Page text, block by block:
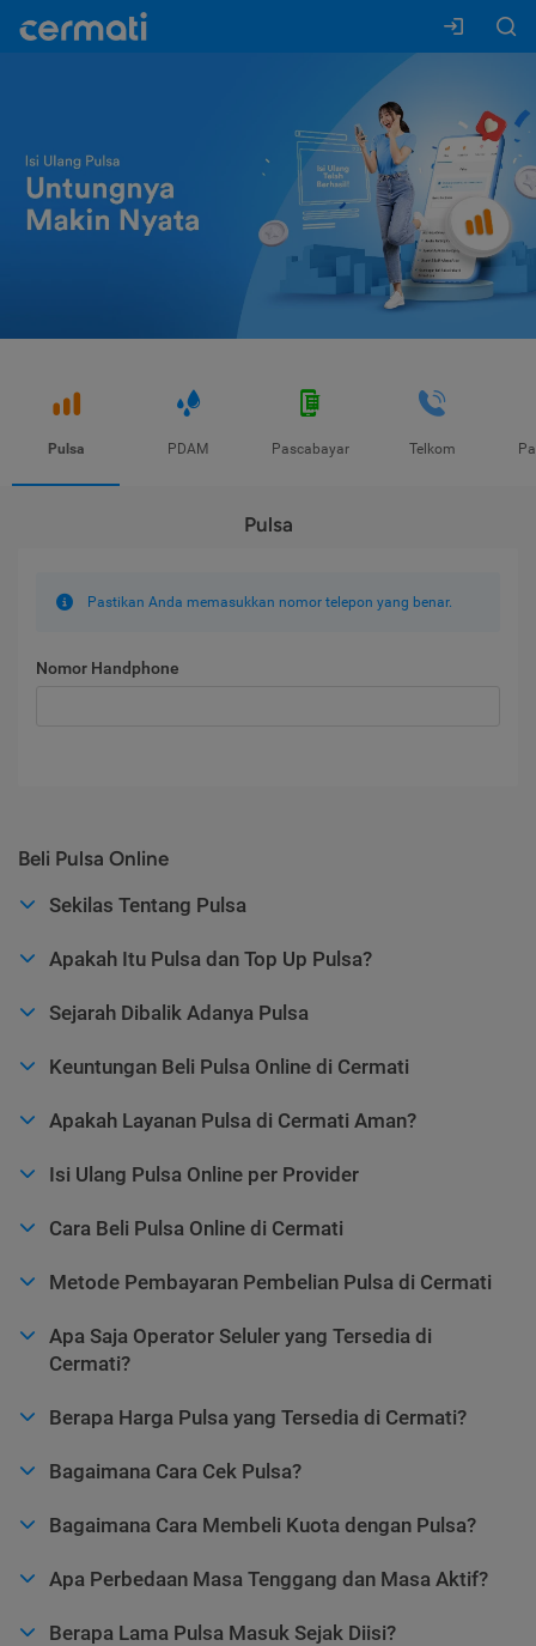
Pulsa PDAM Pascabayar Telkom
Pulsa
Pastikan Anda memasukkan nomor telepon yang benar.
Nomor Handphone
Beli Pulsa Online
Sekilas Tentang Pulsa
Apakah Itu Pulsa dan Top Up Pulsa?
Sejarah Dibalik Adanya Pulsa
Keuntungan Beli Pulsa Online di Cermati
Apakah Layanan Pulsa di Cermati Aman?
Isi Ulang Pulsa Online per Provider
Cara Beli Pulsa Online di Cermati
Metode Pembayaran Pembelian Pulsa di Cermati
Apa Saja Operator Seluler yang Tersedia di
Cermati?
Berapa Harga Pulsa yang Tersedia di Cermati?
Bagaimana Cara Cek Pulsa?
Bagaimana Cara Membeli Kuota dengan Pulsa?
Apa Perbedaan Masa Tenggang dan Masa Aktif?
Berapa Lama Pulsa Masuk Sejak Diisi?